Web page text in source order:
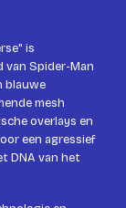
is
van Spider-Man
blauwe
mesh
overlays en
een agressief
DNA van het